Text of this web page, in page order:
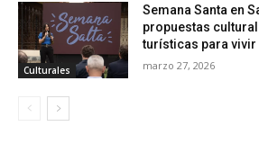
Culturales
Semana Santa en
propuestas
turísticas para vivir
marzo 27, 2026